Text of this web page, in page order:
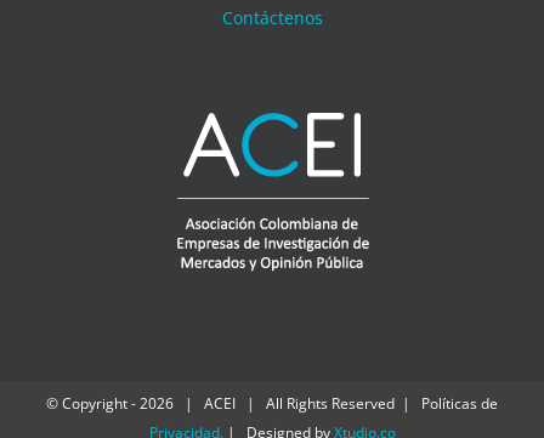
Contáctenos
© Copyright -2026 | ACEI | All Rights Reserved | Políticas de
Privacidad. | Designed byXtudio.co